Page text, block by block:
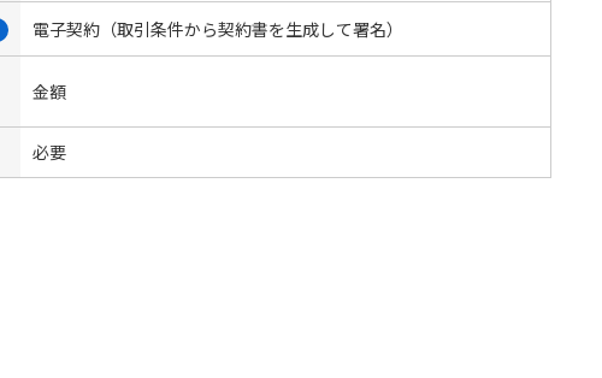
電子契約（取引条件から契約書を生成して署名）
金額
必要